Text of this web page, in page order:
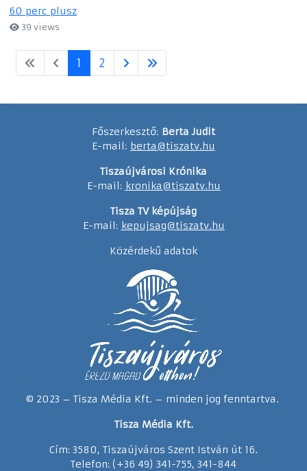
60 perc plusz
39 views
1 2
Főszerkesztő: Berta Judit
E-mail: berta@tiszatv.hu
Tiszaújvárosi Krónika
E-mail: kronika@tiszatv.hu
Tisza TV képújság
E-mail: kepujsag@tiszatv.hu
Közérdekű adatok
© 2023 – Tisza Média Kft. – minden jog fenntartva.
Tisza Média Kft.
Cím: 3580, Tiszaújváros Szent István út 16.
Telefon: (+36 49) 341-755, 341-844